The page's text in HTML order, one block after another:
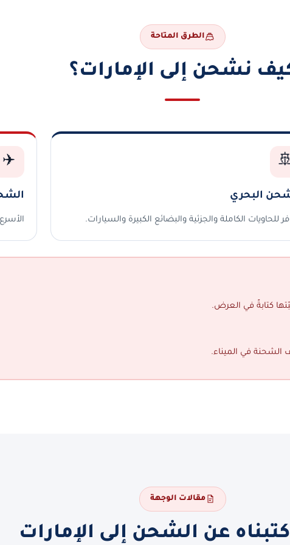
الطرق المتاحة
نشحن إلى الإمارات؟
البحري
للحاويات الكاملة والجزئية والبضائع الكبيرة والسيارات.
✈️
كتابةً في العرض.
الشحنة في الميناء.
مقالات الوجهة
عن الشحن إلى الإمارات